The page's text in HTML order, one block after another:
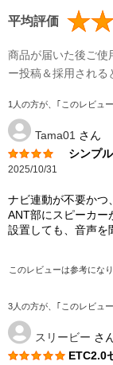
平均評価
商品が届いた後ご使
ー投稿＆採用される
1人の方が、｢このレビュ
Tama01 さん
シンプ
2025/10/31
ナビ連動が不要かつ
ANT部にスピーカー
設置しても、音声を
このレビューは参考にな
3人の方が、｢このレビュ
スリービー さ
ETC2.0